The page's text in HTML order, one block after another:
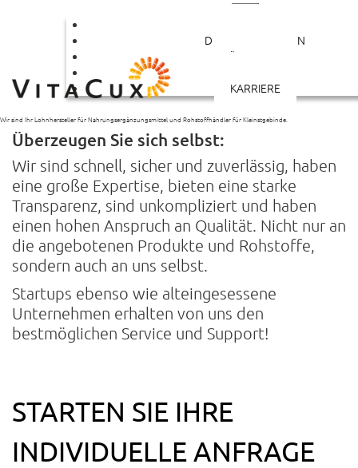
DIENSTLEISTUNGEN
ÜBER UNS
KARRIERE
eine gute Entscheidung!
Von der ersten Idee bis zum fertigen Produkt:
Wir sind Ihr Lohnhersteller für Nahrungsergänzungsmittel und Rohstoffhändler für Kleinstgebinde.
PRODUKTION VON NAHRUNGS­ERGÄN­ZUNGS­MITTELN AUCH ALS KLEINSTMENGE
INDIVIDUELLE KLEINABPACKUNG VON ROHSTOFFEN
DIE PRODUKTION DER FERTIG­WAREN FINDET AUSSCHLIESSLICH IN DEUTSCHLAND STATT
KURZE
Überzeugen Sie sich selbst:
Wir sind schnell, sicher und zuverlässig, haben
eine große Expertise, bieten eine starke
Transparenz, sind unkompliziert und haben
einen hohen Anspruch an Qualität. Nicht nur an
die angebotenen Produkte und Rohstoffe,
sondern auch an uns selbst.
Startups ebenso wie alteingesessene
Unternehmen erhalten von uns den
bestmöglichen Service und Support!
STARTEN SIE IHRE
INDIVIDUELLE ANFRAGE